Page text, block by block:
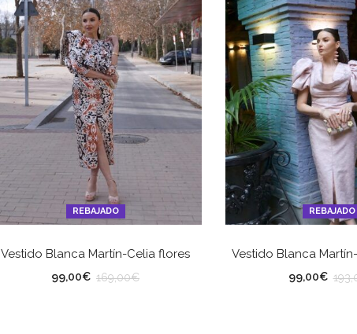
REBAJADO
Vestido Blanca Martín-Celia flores
99,00€ 169,00€
TALLA
REBAJADO
Vestido Blanca
99,00€
TALLA